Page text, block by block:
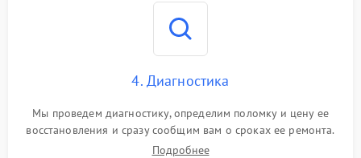
4. Диагностика
Мы проведем диагностику, определим поломку и цену ее
восстановления и сразу сообщим вам о сроках ее ремонта.
Подробнее